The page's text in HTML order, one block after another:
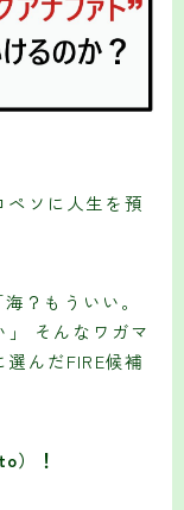
ペソに人生を預
？もういい。
」 そんなワガマ
んだFIRE候補
）！